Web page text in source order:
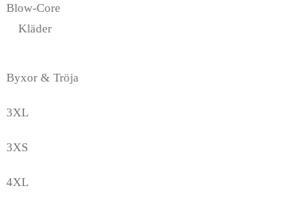
Blow-Core
Kläder
Byxor & Tröja
3XL
3XS
4XL